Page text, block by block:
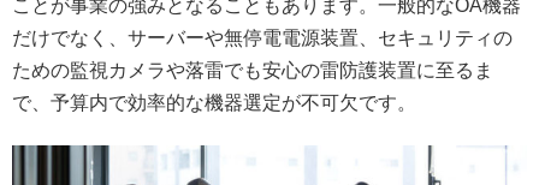
ことが事業の強みとなることもあります。一般的なOA機器
だけでなく、サーバーや無停電電源装置、セキュリティの
ための監視カメラや落雷でも安心の雷防護装置に至るま
で、予算内で効率的な機器選定が不可欠です。